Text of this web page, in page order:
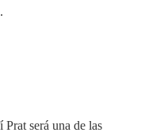
será una de las